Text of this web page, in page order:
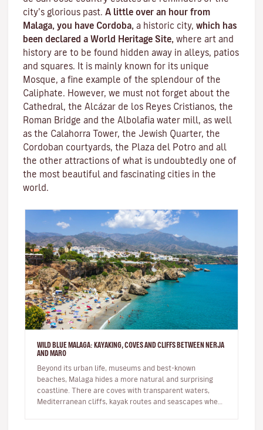
city’s glorious past. A little over an hour from
Malaga, you have Cordoba, a historic city, which has
been declared a World Heritage Site, where art and
history are to be found hidden away in alleys, patios
and squares. It is mainly known for its unique
Mosque, a fine example of the splendour of the
Caliphate. However, we must not forget about the
Cathedral, the Alcázar de los Reyes Cristianos, the
Roman Bridge and the Albolafia water mill, as well
as the Calahorra Tower, the Jewish Quarter, the
Cordoban courtyards, the Plaza del Potro and all
the other attractions of what is undoubtedly one of
the most beautiful and fascinating cities in the
world.
WILD BLUE MALAGA: KAYAKING, COVES AND CLIFFS BETWEEN NERJA
AND MARO
Beyond its urban life, museums and best-known
beaches, Malaga hides a more natural and surprising
coastline. There are coves with transparent waters,
Mediterranean cliffs, kayak routes and seascapes where